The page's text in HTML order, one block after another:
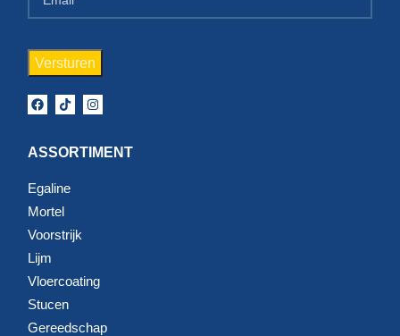
ASSORTIMENT
Egaline
Mortel
Voorstrijk
Lijm
Vloercoating
Stucen
Gereedschap